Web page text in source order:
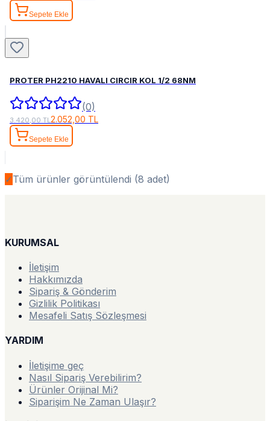
Sepete Ekle
PROTER PH2210 HAVALI CIRCIR KOL 1/2 68NM
(0)
3.420,00 TL 2.052,00 TL
Sepete Ekle
✓Tüm ürünler görüntülendi (8 adet)
KURUMSAL
İletişim
Hakkımızda
Sipariş & Gönderim
Gizlilik Politikası
Mesafeli Satış Sözleşmesi
YARDIM
İletişime geç
Nasıl Sipariş Verebilirim?
Ürünler Orijinal Mi?
Siparişim Ne Zaman Ulaşır?